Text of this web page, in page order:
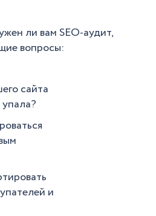
ли вам SEO-аудит,
вопросы:
сайта
и